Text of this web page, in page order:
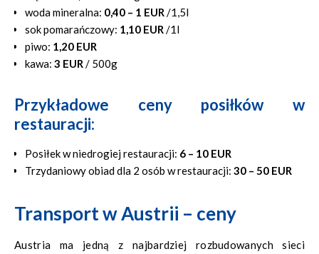
woda mineralna: 0,40 – 1 EUR/1,5l
sok pomarańczowy: 1,10 EUR/1l
piwo: 1,20 EUR
kawa: 3 EUR/ 500g
Przykładowe ceny posiłków w
restauracji:
Posiłek w niedrogiej restauracji: 6 – 10 EUR
Trzydaniowy obiad dla 2 osób w restauracji: 30 – 50 EUR
Transport w Austrii – ceny
Austria ma jedną z najbardziej rozbudowanych sieci